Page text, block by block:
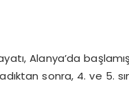
Alanya’da
sonra, 4. ve 5.